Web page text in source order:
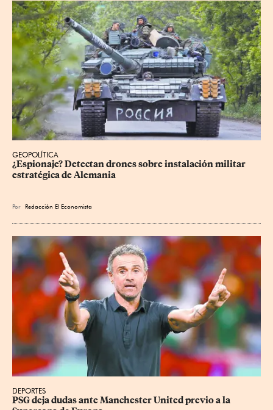
GEOPOLÍTICA
¿Espionaje? Detectan drones sobre instalación militar
estratégica de Alemania
Por Redacción El Economista
DEPORTES
PSG deja dudas ante Manchester United previo a la